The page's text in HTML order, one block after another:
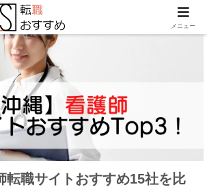
転職サイトおすすめ15社を比
メニュー